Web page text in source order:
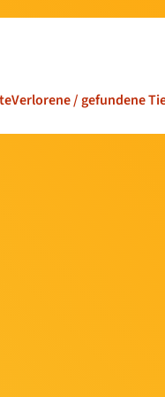
Verlorene / gefundene